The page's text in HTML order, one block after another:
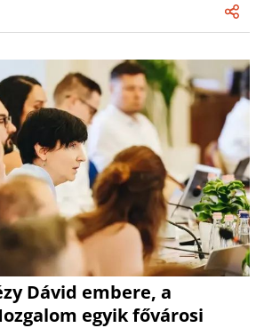
Dávid embere, a
egyik fővárosi